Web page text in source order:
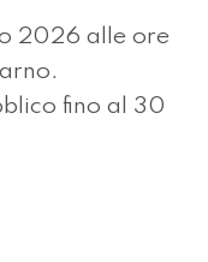
2026 alle ore
fino al 30